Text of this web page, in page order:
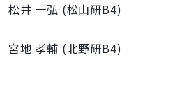
松井 一弘 (松山研B4)
宮地 孝輔 (北野研B4)